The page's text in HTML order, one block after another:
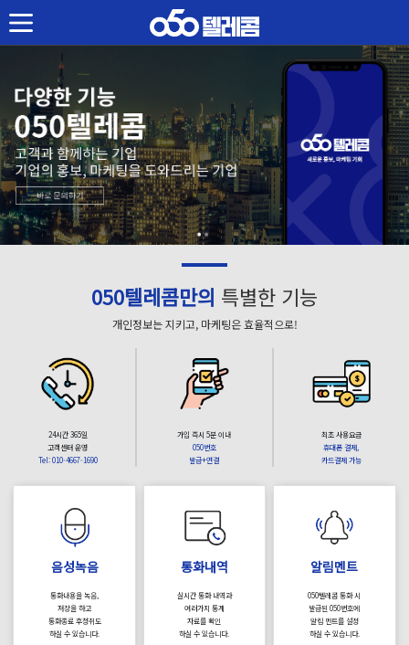
050 텔레콤
회사소개
서비스 상품
모아요 050서비스
충전식 과금시스템
서비스 이용안내
050서비스 신청
이용약관
로그인
050텔레콤만의 특별한 기능
개인정보는 지키고, 마케팅은 효율적으로!
24시간 365일
고객센터 운영
Tel: 010-4667-1690
가입 즉시 5분 이내
050번호
발급+연결
최초 사용요금
휴대폰 결제,
카드결제 가능
음성녹음
통화내용을 녹음,
저장을 하고
통화종료 후청취도
하실 수 있습니다.
통화내역
실시간 통화 내역과
여러가지 통계
자료를 확인
하실 수 있습니다.
알림멘트
050텔레콤 통화 시
발급된 050번호에
알림 멘트를 설정
하실 수 있습니다.